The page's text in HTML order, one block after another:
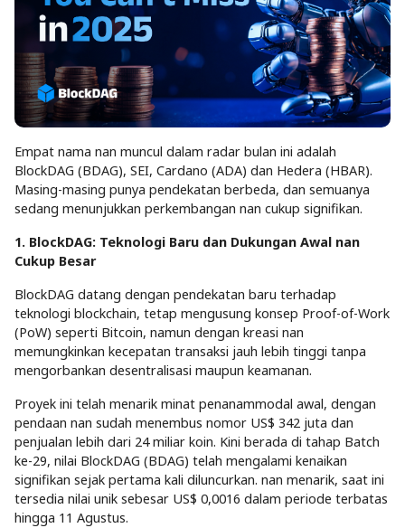
Empat nama nan muncul dalam radar bulan ini adalah
BlockDAG (BDAG), SEI, Cardano (ADA) dan Hedera (HBAR).
Masing-masing punya pendekatan berbeda, dan semuanya
sedang menunjukkan perkembangan nan cukup signifikan.
1. BlockDAG: Teknologi Baru dan Dukungan Awal nan
Cukup Besar
BlockDAG datang dengan pendekatan baru terhadap
teknologi blockchain, tetap mengusung konsep Proof-of-Work
(PoW) seperti Bitcoin, namun dengan kreasi nan
memungkinkan kecepatan transaksi jauh lebih tinggi tanpa
mengorbankan desentralisasi maupun keamanan.
Proyek ini telah menarik minat penanammodal awal, dengan
pendaan nan sudah menembus nomor US$ 342 juta dan
penjualan lebih dari 24 miliar koin. Kini berada di tahap Batch
ke-29, nilai BlockDAG (BDAG) telah mengalami kenaikan
signifikan sejak pertama kali diluncurkan. nan menarik, saat ini
tersedia nilai unik sebesar US$ 0,0016 dalam periode terbatas
hingga 11 Agustus.